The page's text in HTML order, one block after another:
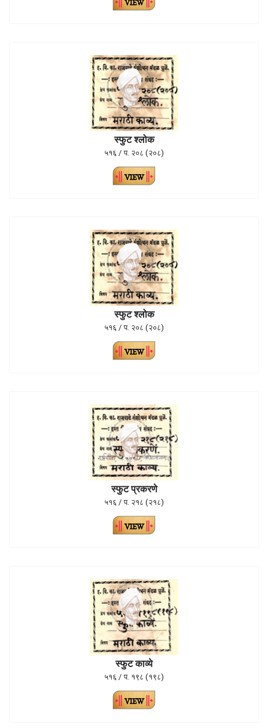
स्फुट श्लोक
५१६ / प. २०८ (२०८)
स्फुट श्लोक
५१६ / प. २०८ (२०८)
स्फुट प्रकरणे
५१६ / प. २१८ (२१८)
स्फुट काव्ये
५१६ / प. १९८ (१९८)